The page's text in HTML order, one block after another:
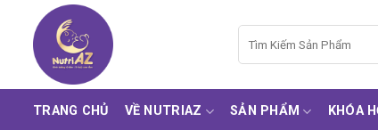
kiếm:
TRANG CHỦ VỀ NUTRIAZ SẢN PHẨM KHÓA